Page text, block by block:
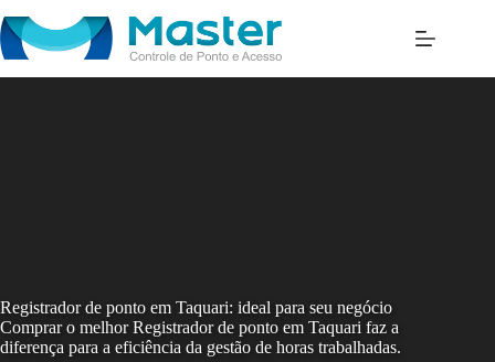
to
content
Registrador de ponto em Taquari: ideal para seu negócio
Comprar o melhor Registrador de ponto em Taquari faz a
diferença para a eficiência da gestão de horas trabalhadas.